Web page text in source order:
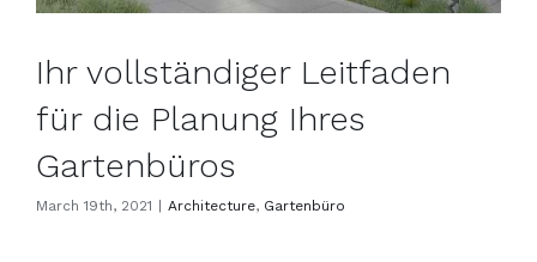
Ihr vollständiger Leitfaden
für die Planung Ihres
Gartenbüros
March 19th, 2021 | Architecture, Gartenbüro